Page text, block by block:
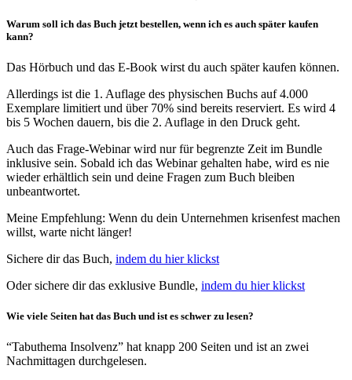
Warum soll ich das Buch jetzt bestellen, wenn ich es auch später kaufen
kann?
Das Hörbuch und das E-Book wirst du auch später kaufen können.
Allerdings ist die 1. Auflage des physischen Buchs auf 4.000
Exemplare limitiert und über 70% sind bereits reserviert. Es wird 4
bis 5 Wochen dauern, bis die 2. Auflage in den Druck geht.
Auch das Frage-Webinar wird nur für begrenzte Zeit im Bundle
inklusive sein. Sobald ich das Webinar gehalten habe, wird es nie
wieder erhältlich sein und deine Fragen zum Buch bleiben
unbeantwortet.
Meine Empfehlung: Wenn du dein Unternehmen krisenfest machen
willst, warte nicht länger!
Sichere dir das Buch, indem du hier klickst
Oder sichere dir das exklusive Bundle, indem du hier klickst
Wie viele Seiten hat das Buch und ist es schwer zu lesen?
“Tabuthema Insolvenz” hat knapp 200 Seiten und ist an zwei
Nachmittagen durchgelesen.